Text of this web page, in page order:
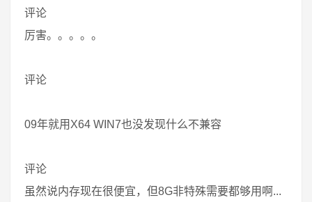
评论
厉害。。。。。
评论
09年就用X64 WIN7也没发现什么不兼容
评论
虽然说内存现在很便宜，但8G非特殊需要都够用啊...